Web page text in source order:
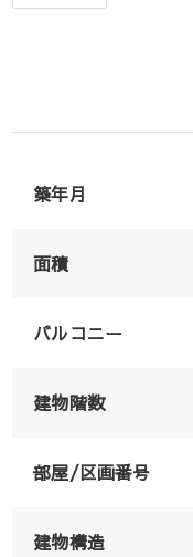
築年月
面積
バルコニー
建物階数
部屋/区画番号
建物構造